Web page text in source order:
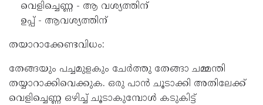
വെളിച്ചെണ്ണ - ആ വശ്യത്തിന്
ഉപ്പ് - ആവശ്യത്തിന്
തയാറാക്കേണ്ടവിധം:
തേങ്ങയും പച്ചമുളകും ചേർത്തു തേങ്ങാ ചമ്മന്തി
തയ്യാറാക്കിവെക്കുക. ഒരു പാൻ ചൂടാക്കി അതിലേക്ക്
വെളിച്ചെണ്ണ ഒഴിച്ച് ചൂടാകുമ്പോൾ കടുകിട്ട്